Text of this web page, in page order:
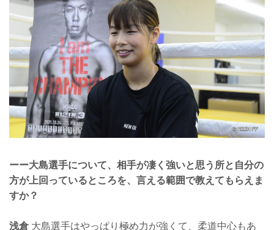
ーー大島選手について、相手が凄く強いと思う所と自分の
方が上回っているところを、言える範囲で教えてもらえま
すか？
浅倉大島選手はやっぱり極め力が強くて、柔道中心もあ